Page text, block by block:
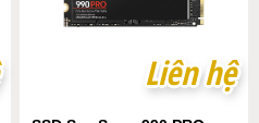
Liên hệ
Liên hệ